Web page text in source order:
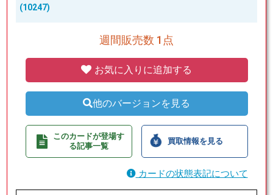
(10247)
週間販売数 1点
お気に入りに追加する
他のバージョンを見る
このカードが登場す
る記事一覧
買取情報を見る
カードの状態表記について